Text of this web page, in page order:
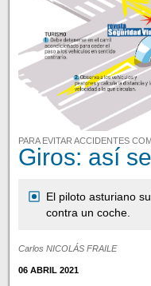
PARA EVITAR ACCIDENTES
Giros: así
El piloto asturiano
contra un coche.
Carlos NICOLÁS FRAILE
06 ABRIL 2021